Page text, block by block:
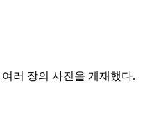
러 장의 사진을 게재했다.